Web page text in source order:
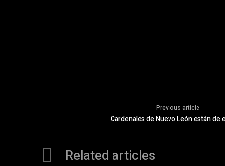
Previous article
Cardenales de Nuevo León están de
Related articles